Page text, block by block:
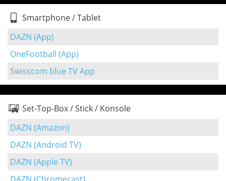
Smartphone / Tablet
DAZN (App)
OneFootball (App)
Swisscom blue TV App
Set-Top-Box / Stick / Konsole
DAZN (Amazon)
DAZN (Android TV)
DAZN (Apple TV)